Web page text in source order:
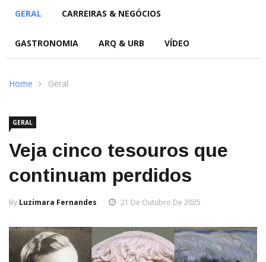
GERAL CARREIRAS & NEGÓCIOS
GASTRONOMIA ARQ & URB VÍDEO
Home Geral
GERAL
Veja cinco tesouros que
continuam perdidos
By Luzimara Fernandes 21 De Outubro De 2025